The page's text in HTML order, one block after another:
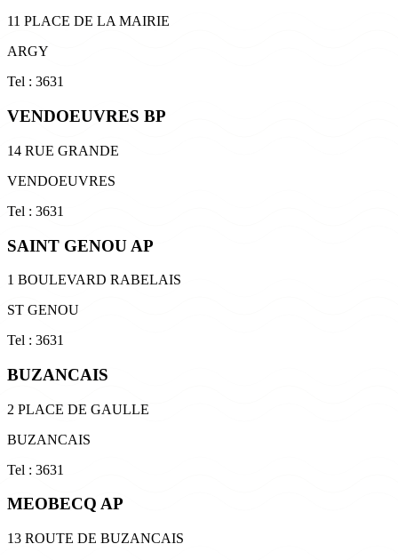
11 PLACE DE LA MAIRIE
ARGY
Tel : 3631
VENDOEUVRES BP
14 RUE GRANDE
VENDOEUVRES
Tel : 3631
SAINT GENOU AP
1 BOULEVARD RABELAIS
ST GENOU
Tel : 3631
BUZANCAIS
2 PLACE DE GAULLE
BUZANCAIS
Tel : 3631
MEOBECQ AP
13 ROUTE DE BUZANCAIS